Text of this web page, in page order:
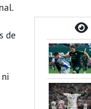
de